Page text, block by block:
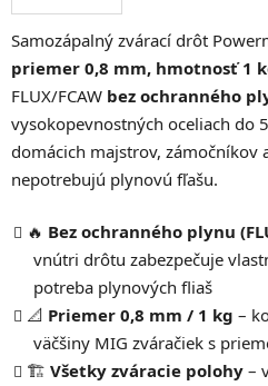
Samozápalný zvárací drôt
priemer 0,8 mm, hmotnosť 1
FLUX/FCAW bez ochranného
vysokopevnostných oceliach do
domácich majstrov, zámočníkov
nepotrebujú plynovú fľašu.
🔥 Bez ochranného plynu
vnútri drôtu zabezpečuje
potreba plynových fliaš
📐 Priemer 0,8 mm / 1 kg –
väčšiny MIG zváračiek s
🏗️ Všetky zváracie polohy –